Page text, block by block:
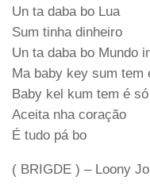
Un ta daba bo Lua
Sum tinha dinheiro
Un ta daba bo Mundo
Ma baby key sum tem
Baby kel kum tem é
Aceita nha coração
É tudo pá bo
( BRIGDE ) – Loony